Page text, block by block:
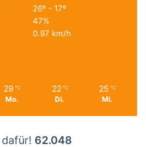
26º - 17º
47%
0.97 km/h
29 ℃
Mo.
22 ℃
Di.
25 ℃
Mi.
62.048